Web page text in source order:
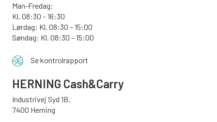
Man-Fredag:
Kl. 08:30 – 16:30
Lørdag: Kl. 08:30 – 15:00
Søndag: Kl. 08:30 – 15:00
Se kontrolrapport
HERNING Cash&Carry
Industrivej Syd 1B,
7400 Herning